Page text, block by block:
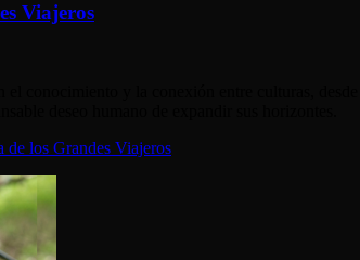
Viajeros
de los Grandes Viajeros